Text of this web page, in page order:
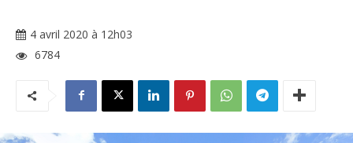
4 avril 2020 à 12h03
6784